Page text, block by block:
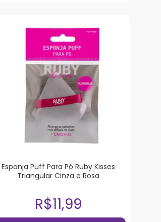
Esponja Puff Para Pó Ruby Kisses
Triangular Cinza e Rosa
R$11,99